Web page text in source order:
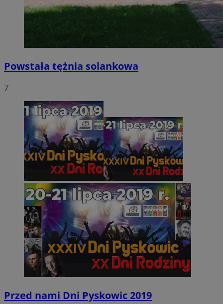
Powstała tężnia solankowa
7
Przed nami Dni Pyskowic 2019